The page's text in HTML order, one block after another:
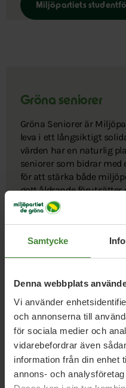
Samtycke
Denna webbplats
Vi använder
och annonserna till
för sociala medier och
vidarebefordrar även
information från din enhet
annons- och
Miljöpartiets
Gröna seniorer
Gröna Seniorer är
leva i ett långsiktigt
värden har en naturlig
seniorer som bidrar med
för att stärka både
gott åldrande förutsätter
psykiskt välbefinnande
med kraft inom
Miljöpartiets